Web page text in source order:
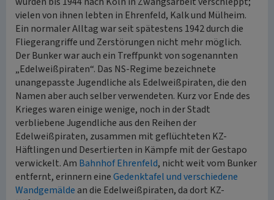
vielen von ihnen lebten in Ehrenfeld, Kalk und Mülheim.
Ein normaler Alltag war seit spätestens 1942 durch die
Fliegerangriffe und Zerstörungen nicht mehr möglich.
Der Bunker war auch ein Treffpunkt von sogenannten
„Edelweißpiraten“. Das NS-Regime bezeichnete
unangepasste Jugendliche als Edelweißpiraten, die den
Namen aber auch selber verwendeten. Kurz vor Ende des
Krieges waren einige wenige, noch in der Stadt
verbliebene Jugendliche aus den Reihen der
Edelweißpiraten, zusammen mit geflüchteten KZ-
Häftlingen und Desertierten in Kämpfe mit der Gestapo
verwickelt. Am Bahnhof Ehrenfeld, nicht weit vom Bunker
entfernt, erinnern eineGedenktafel und verschiedene
Wandgemälde an die Edelweißpiraten, da dort KZ-